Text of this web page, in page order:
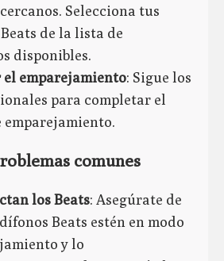
Selecciona tus
de la lista de
disponibles.
el emparejamiento: Sigue los
para completar el
emparejamiento.
comunes
los Beats: Asegúrate de
Beats estén en modo
y lo